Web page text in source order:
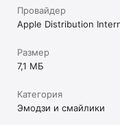
Провайдер
Apple Distribution
Размер
7,1 МБ
Категория
Эмодзи и смайлики